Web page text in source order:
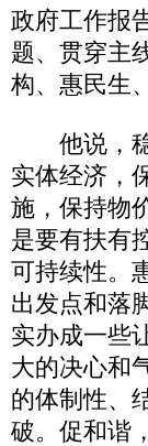
政府工作报
题、贯穿主
构、惠民生
他说，稳
实体经济，
施，保持物
是要有扶有
可持续性。
出发点和落
实办成一些
大的决心和
的体制性、
破。促和谐